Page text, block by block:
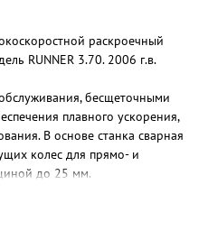
раскроечный
RUNNER 3.70. 2006 г.в.
бесщеточными
плавного ускорения,
В основе станка сварная
колес для прямо- и
до 25 мм.
в зависимости от